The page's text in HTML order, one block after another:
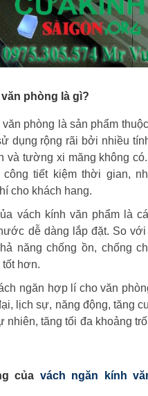
phòng là gì?
phòng là sản phẩm
dụng rộng rãi bởi nhiều
và tường xi măng không
công tiết kiệm thời gian,
cho khách hang.
vách kính văn phẩm là
dễ dàng lắp đặt. So
năng chống ồn, chống
hơn.
ngăn hợp lí cho văn
lịch sự, năng động, tăng
nhiên, tăng tối đa khoảng
của vách ngăn kính